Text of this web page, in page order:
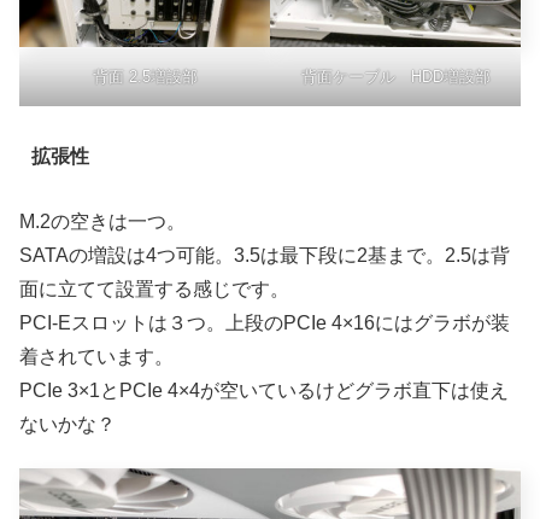
背面 2.5増設部 背面ケーブル HDD増設部
拡張性
M.2の空きは一つ。
SATAの増設は4つ可能。3.5は最下段に2基まで。2.5は背
面に立てて設置する感じです。
PCI-Eスロットは３つ。上段のPCIe 4×16にはグラボが装
着されています。
PCIe 3×1とPCIe 4×4が空いているけどグラボ直下は使え
ないかな？